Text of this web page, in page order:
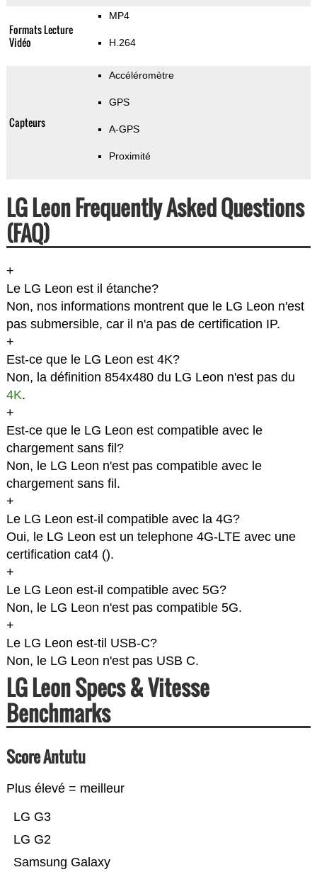
Formats Lecture
Vidéo
MP4
H.264
Capteurs
Accéléromètre
GPS
A-GPS
Proximité
LG Leon Frequently Asked Questions
(FAQ)
+
Le LG Leon est il étanche?
Non, nos informations montrent que le LG Leon n'est
pas submersible, car il n'a pas de certification IP.
+
Est-ce que le LG Leon est 4K?
Non, la définition 854x480 du LG Leon n'est pas du
4K.
+
Est-ce que le LG Leon est compatible avec le
chargement sans fil?
Non, le LG Leon n'est pas compatible avec le
chargement sans fil.
+
Le LG Leon est-il compatible avec la 4G?
Oui, le LG Leon est un telephone 4G-LTE avec une
certification cat4 ().
+
Le LG Leon est-il compatible avec 5G?
Non, le LG Leon n'est pas compatible 5G.
+
Le LG Leon est-til USB-C?
Non, le LG Leon n'est pas USB C.
LG Leon Specs & Vitesse
Benchmarks
Score Antutu
Plus élevé = meilleur
Samsung Galaxy
LG G2
LG G3